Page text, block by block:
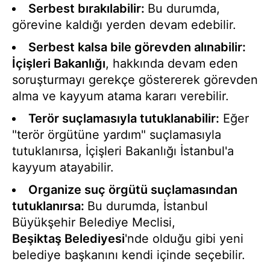
Serbest bırakılabilir: Bu durumda,
görevine kaldığı yerden devam edebilir.
Serbest kalsa bile görevden alınabilir:
İçişleri Bakanlığı, hakkında devam eden
soruşturmayı gerekçe göstererek görevden
alma ve kayyum atama kararı verebilir.
Terör suçlamasıyla tutuklanabilir: Eğer
"terör örgütüne yardım" suçlamasıyla
tutuklanırsa, İçişleri Bakanlığı İstanbul'a
kayyum atayabilir.
Organize suç örgütü suçlamasından
tutuklanırsa: Bu durumda, İstanbul
Büyükşehir Belediye Meclisi,
Beşiktaş Belediyesi'nde olduğu gibi yeni
belediye başkanını kendi içinde seçebilir.